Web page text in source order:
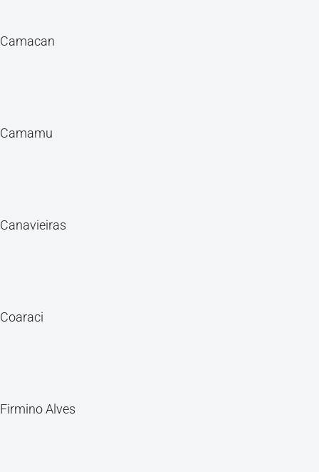
Camacan
Camamu
Canavieiras
Coaraci
Firmino Alves